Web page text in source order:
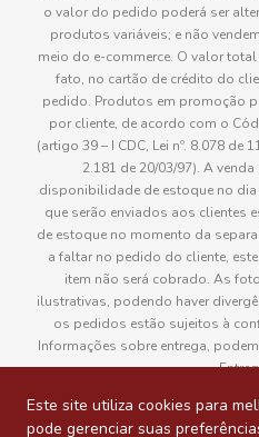
Este site utiliza cookies para
pode gerenciar suas
o valor do pedido poderá ser
produtos variáveis; e não
meio do e-commerce. O valor
fato, no cartão de crédito do
pedido. Produtos em promoção
por cliente, de acordo com o
(artigo 39 – I CDC, Lei nº. 8.078 de
2.181 de 20/03/97). A
disponibilidade de estoque no
que serão enviados aos clientes
de estoque no momento da
a faltar no pedido do cliente,
item não será cobrado. As
ilustrativas, podendo haver
os pedidos estão sujeitos à
Informações sobre entrega,